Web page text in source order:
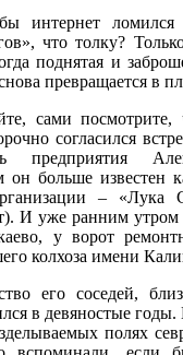
интернет ломился
что толку?
поднятая и
превращается в
сами
согласился
предприятия
он больше известен
– «Лука
И уже ранним
у ворот
колхоза имени
его соседей,
в девяностые
полях